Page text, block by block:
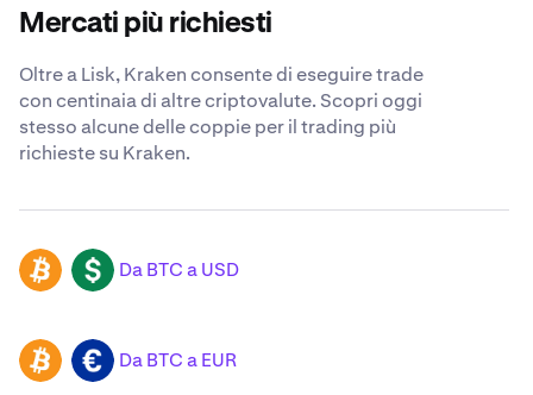
Mercati più richiesti
Oltre a Lisk, Kraken consente di eseguire trade
con centinaia di altre criptovalute. Scopri oggi
stesso alcune delle coppie per il trading più
richieste su Kraken.
BTC USD Da BTC a USD
BTC EUR Da BTC a EUR